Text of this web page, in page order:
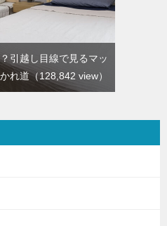
引越し目線で見るマッ
れ道（128,842 view）